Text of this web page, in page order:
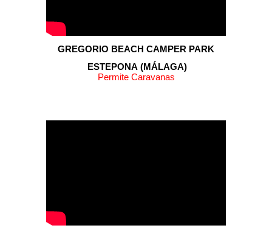
GREGORIO BEACH CAMPER PARK
ESTEPONA (MÁLAGA)
Permite Caravanas